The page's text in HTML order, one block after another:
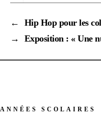
←
Hip Hop pour les
→
Exposition : « Une
ANNÉES SCOLAIRES